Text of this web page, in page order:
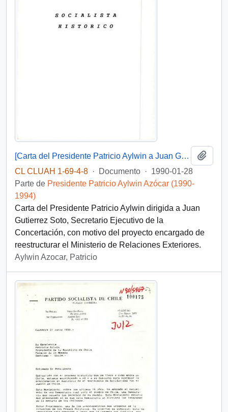
[Carta del Presidente Patricio Aylwin a Juan Gutierrez Soto]
CL CLUAH 1-69-4-8 · Documento · 1990-01-28
Parte de Presidente Patricio Aylwin Azócar (1990-
1994)
Carta del Presidente Patricio Aylwin dirigida a Juan
Gutierrez Soto, Secretario Ejecutivo de la
Concertación, con motivo del proyecto encargado de
reestructurar el Ministerio de Relaciones Exteriores.
Aylwin Azocar, Patricio